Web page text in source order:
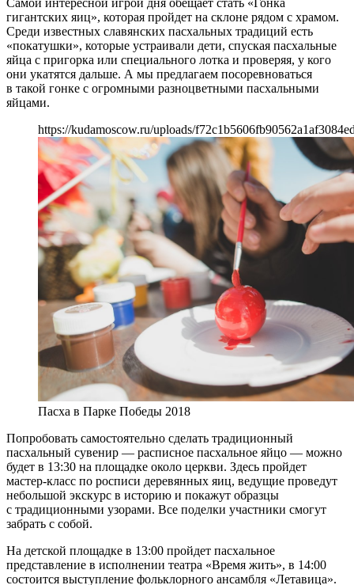
Самой интересной игрой дня обещает стать «Гонка
гигантских яиц», которая пройдет на склоне рядом с храмом.
Среди известных славянских пасхальных традиций есть
«покатушки», которые устраивали дети, спуская пасхальные
яйца с пригорка или специального лотка и проверяя, у кого
они укатятся дальше. А мы предлагаем посоревноваться
в такой гонке с огромными разноцветными пасхальными
яйцами.
https://kudamoscow.ru/uploads/
Пасха в Парке Победы 2018
Попробовать самостоятельно сделать традиционный
пасхальный сувенир — расписное пасхальное яйцо — можно
будет в 13:30 на площадке около церкви. Здесь пройдет
мастер-класс по росписи деревянных яиц, ведущие проведут
небольшой экскурс в историю и покажут образцы
с традиционными узорами. Все поделки участники смогут
забрать с собой.
На детской площадке в 13:00 пройдет пасхальное
представление в исполнении театра «Время жить», в 14:00
состоится выступление фольклорного ансамбля «Летавица».